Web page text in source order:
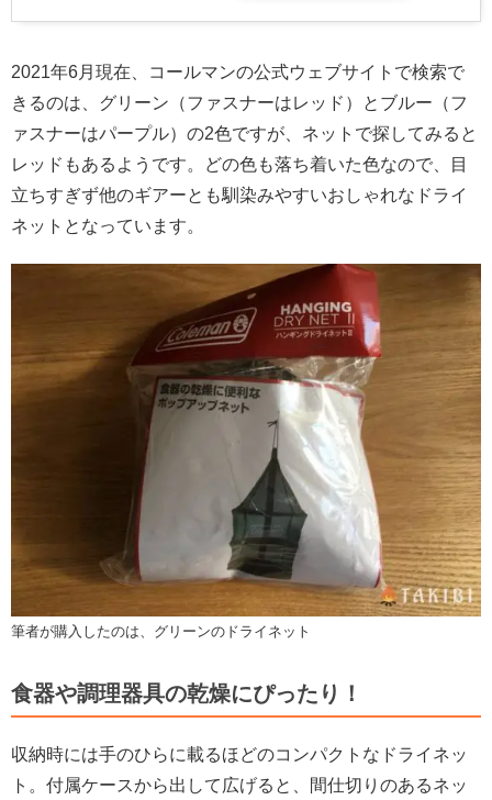
2021年6月現在、コールマンの公式ウェブサイトで検索で
きるのは、グリーン（ファスナーはレッド）とブルー（フ
ァスナーはパープル）の2色ですが、ネットで探してみると
レッドもあるようです。どの色も落ち着いた色なので、目
立ちすぎず他のギアーとも馴染みやすいおしゃれなドライ
ネットとなっています。
筆者が購入したのは、グリーンのドライネット
食器や調理器具の乾燥にぴったり！
収納時には手のひらに載るほどのコンパクトなドライネッ
ト。付属ケースから出して広げると、間仕切りのあるネッ